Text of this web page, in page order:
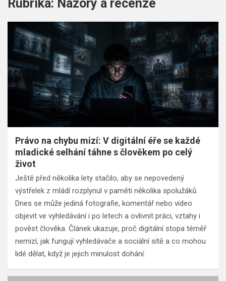
Rubrika: Názory a recenze
Právo na chybu mizí: V digitální éře se každé
mladické selhání táhne s člověkem po celý
život
Ještě před několika lety stačilo, aby se nepovedený
výstřelek z mládí rozplynul v paměti několika spolužáků.
Dnes se může jediná fotografie, komentář nebo video
objevit ve vyhledávání i po letech a ovlivnit práci, vztahy i
pověst člověka. Článek ukazuje, proč digitální stopa téměř
nemizí, jak fungují vyhledávače a sociální sítě a co mohou
lidé dělat, když je jejich minulost dohání.